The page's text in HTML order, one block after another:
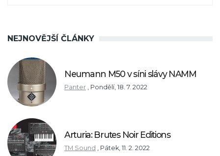
NEJNOVĚJŠÍ ČLÁNKY
Neumann M50 v síni slávy NAMM
Panter , Pondělí, 18. 7. 2022
Arturia: Brutes Noir Editions
TM Sound , Pátek, 11. 2. 2022